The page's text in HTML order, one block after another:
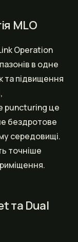
MLO
Operation
в одне
та підвищення
puncturing це
бездротове
середовищі.
точніше
та Dual